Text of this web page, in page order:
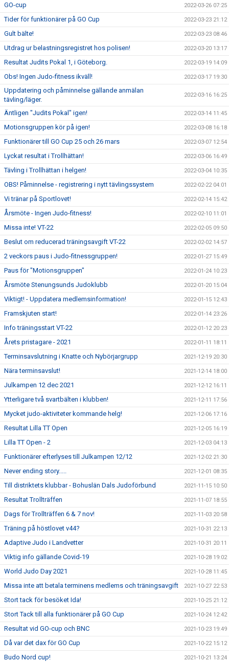
GO-cup 2022-03-26 07:25
Tider för funktionärer på GO Cup 2022-03-23 21:12
Gult bälte! 2022-03-23 08:46
Utdrag ur belastningsregistret hos polisen! 2022-03-20 13:17
Resultat Judits Pokal 1, i Göteborg. 2022-03-19 14:09
Obs! Ingen Judo-fitness ikväll! 2022-03-17 19:30
Uppdatering och påminnelse gällande anmälan
tävling/läger.
2022-03-16 16:25
Äntligen "Judits Pokal" igen! 2022-03-14 11:45
Motionsgruppen kör på igen! 2022-03-08 16:18
Funktionärer till GO Cup 25 och 26 mars 2022-03-07 12:54
Lyckat resultat i Trollhättan! 2022-03-06 16:49
Tävling i Trollhättan i helgen! 2022-03-04 10:35
OBS! Påminnelse - registrering i nytt tävlingssystem 2022-02-22 04:01
Vi tränar på Sportlovet! 2022-02-14 15:42
Årsmöte - Ingen Judo-fitness! 2022-02-10 11:01
Missa inte! VT-22 2022-02-05 09:50
Beslut om reducerad träningsavgift VT-22 2022-02-02 14:57
2 veckors paus i Judo-fitnessgruppen! 2022-01-27 15:49
Paus för "Motionsgruppen" 2022-01-24 10:23
Årsmöte Stenungsunds Judoklubb 2022-01-20 15:04
Viktigt! - Uppdatera medlemsinformation! 2022-01-15 12:43
Framskjuten start! 2022-01-14 23:26
Info träningsstart VT-22 2022-01-12 20:23
Årets pristagare - 2021 2022-01-11 18:11
Terminsavslutning i Knatte och Nybörjargrupp 2021-12-19 20:30
Nära terminsavslut! 2021-12-14 18:00
Julkampen 12 dec 2021 2021-12-12 16:11
Ytterligare två svartbälten i klubben! 2021-12-11 17:56
Mycket judo-aktiviteter kommande helg! 2021-12-06 17:16
Resultat Lilla TT Open 2021-12-05 16:19
Lilla TT Open - 2 2021-12-03 04:13
Funktionärer efterlyses till Julkampen 12/12 2021-12-02 21:30
Never ending story..... 2021-12-01 08:35
Till distriktets klubbar - Bohuslän Dals Judoförbund 2021-11-15 10:50
Resultat Trollträffen 2021-11-07 18:55
Dags för Trollträffen 6 & 7 nov! 2021-11-03 20:58
Träning på höstlovet v44? 2021-10-31 22:13
Adaptive Judo i Landvetter 2021-10-31 20:11
Viktig info gällande Covid-19 2021-10-28 19:02
World Judo Day 2021 2021-10-28 11:45
Missa inte att betala terminens medlems och träningsavgift 2021-10-27 22:53
Stort tack för besöket Ida! 2021-10-25 21:12
Stort Tack till alla funktionärer på GO Cup 2021-10-24 12:42
Resultat vid GO-cup och BNC 2021-10-23 19:49
Då var det dax för GO Cup 2021-10-22 15:12
Budo Nord cup! 2021-10-21 13:24